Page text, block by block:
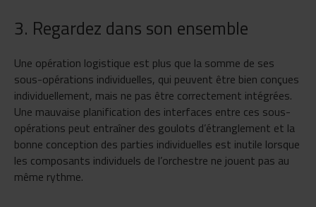
3. Regardez dans son ensemble
Une opération logistique est plus que la somme de ses
sous-opérations individuelles, qui peuvent être bien conçues
individuellement, mais ne pas être correctement intégrées.
Une mauvaise planification des interfaces entre ces sous-
opérations peut entraîner des goulots d’étranglement et la
bonne conception des parties individuelles est inutile lorsque
les composants individuels de l’orchestre ne jouent pas au
même rythme.